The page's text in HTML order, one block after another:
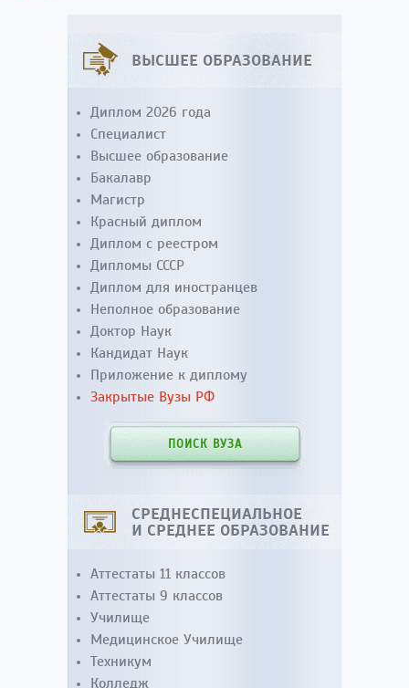
ВЫСШЕЕ ОБРАЗОВАНИЕ
Диплом 2026 года
Специалист
Высшее образование
Бакалавр
Магистр
Красный диплом
Диплом с реестром
Дипломы СССР
Диплом для иностранцев
Неполное образование
Доктор Наук
Кандидат Наук
Приложение к диплому
Закрытые Вузы РФ
ПОИСК ВУЗА
СРЕДНЕСПЕЦИАЛЬНОЕ
И СРЕДНЕЕ ОБРАЗОВАНИЕ
Аттестаты 11 классов
Аттестаты 9 классов
Училище
Медицинское Училище
Техникум
Колледж